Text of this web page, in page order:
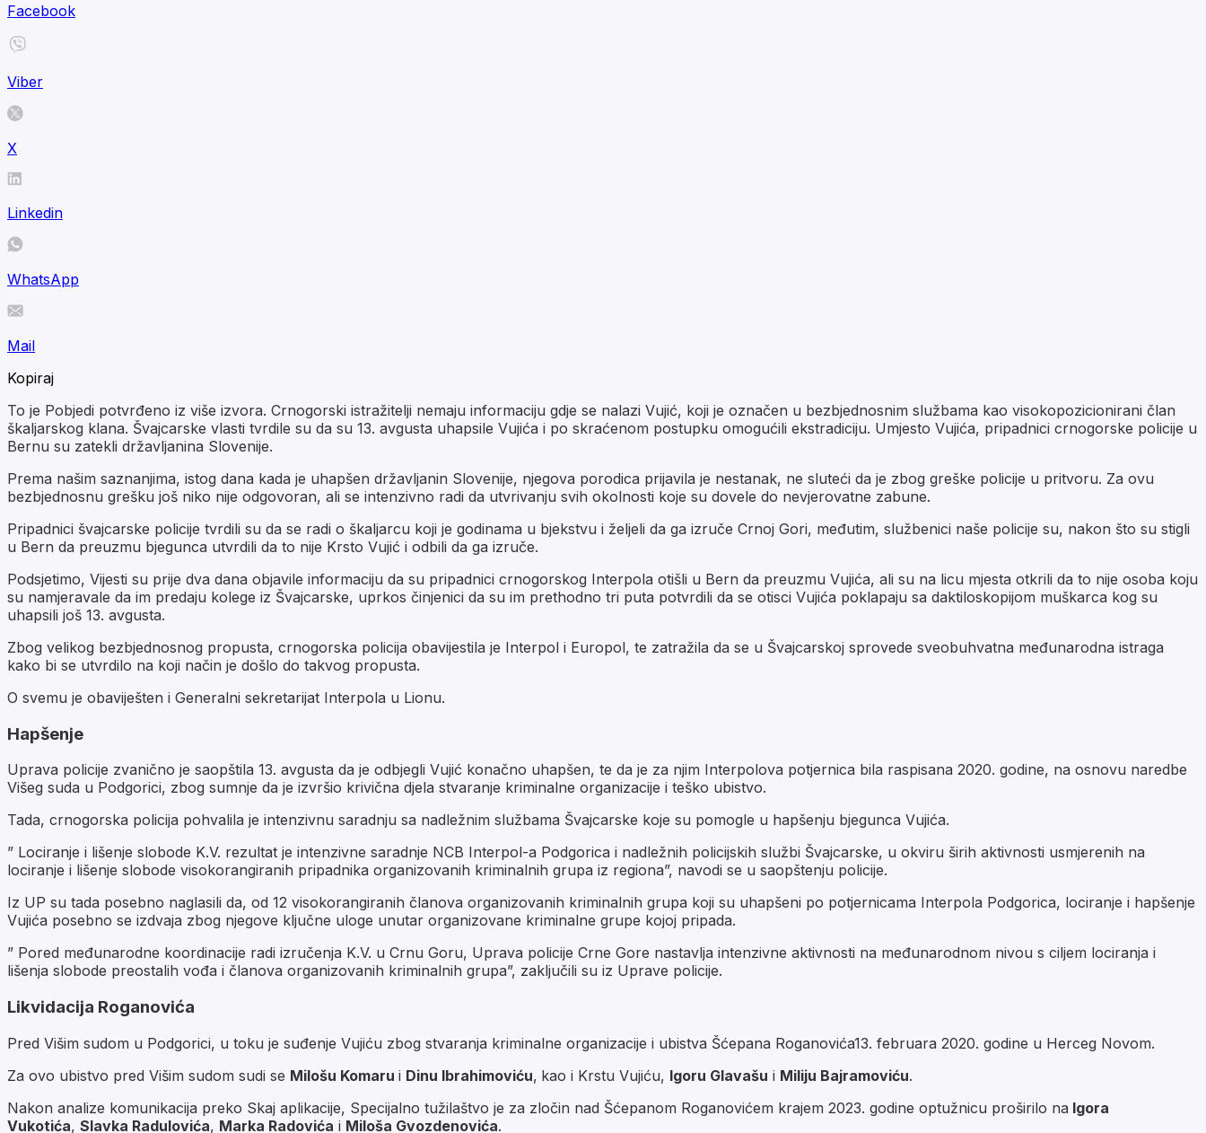
Facebook
Viber
X
Linkedin
WhatsApp
Mail
Kopiraj
To je Pobjedi potvrđeno iz više izvora. Crnogorski istražitelji nemaju informaciju gdje se nalazi Vujić, koji je označen u bezbjednosnim službama kao visokopozicionirani član
škaljarskog klana. Švajcarske vlasti tvrdile su da su 13. avgusta uhapsile Vujića i po skraćenom postupku omogućili ekstradiciju. Umjesto Vujića, pripadnici crnogorske policije u
Bernu su zatekli državljanina Slovenije.
Prema našim saznanjima, istog dana kada je uhapšen državljanin Slovenije, njegova porodica prijavila je nestanak, ne sluteći da je zbog greške policije u pritvoru. Za ovu
bezbjednosnu grešku još niko nije odgovoran, ali se intenzivno radi da utvrivanju svih okolnosti koje su dovele do nevjerovatne zabune.
Pripadnici švajcarske policije tvrdili su da se radi o škaljarcu koji je godinama u bjekstvu i željeli da ga izruče Crnoj Gori, međutim, službenici naše policije su, nakon što su stigli
u Bern da preuzmu bjegunca utvrdili da to nije Krsto Vujić i odbili da ga izruče.
Podsjetimo, Vijesti su prije dva dana objavile informaciju da su pripadnici crnogorskog Interpola otišli u Bern da preuzmu Vujića, ali su na licu mjesta otkrili da to nije osoba koju
su namjeravale da im predaju kolege iz Švajcarske, uprkos činjenici da su im prethodno tri puta potvrdili da se otisci Vujića poklapaju sa daktiloskopijom muškarca kog su
uhapsili još 13. avgusta.
Zbog velikog bezbjednosnog propusta, crnogorska policija obavijestila je Interpol i Europol, te zatražila da se u Švajcarskoj sprovede sveobuhvatna međunarodna istraga
kako bi se utvrdilo na koji način je došlo do takvog propusta.
O svemu je obaviješten i Generalni sekretarijat Interpola u Lionu.
Hapšenje
Uprava policije zvanično je saopštila 13. avgusta da je odbjegli Vujić konačno uhapšen, te da je za njim Interpolova potjernica bila raspisana 2020. godine, na osnovu naredbe
Višeg suda u Podgorici, zbog sumnje da je izvršio krivična djela stvaranje kriminalne organizacije i teško ubistvo.
Tada, crnogorska policija pohvalila je intenzivnu saradnju sa nadležnim službama Švajcarske koje su pomogle u hapšenju bjegunca Vujića.
” Lociranje i lišenje slobode K.V. rezultat je intenzivne saradnje NCB Interpol-a Podgorica i nadležnih policijskih službi Švajcarske, u okviru širih aktivnosti usmjerenih na
lociranje i lišenje slobode visokorangiranih pripadnika organizovanih kriminalnih grupa iz regiona”, navodi se u saopštenju policije.
Iz UP su tada posebno naglasili da, od 12 visokorangiranih članova organizovanih kriminalnih grupa koji su uhapšeni po potjernicama Interpola Podgorica, lociranje i hapšenje
Vujića posebno se izdvaja zbog njegove ključne uloge unutar organizovane kriminalne grupe kojoj pripada.
” Pored međunarodne koordinacije radi izručenja K.V. u Crnu Goru, Uprava policije Crne Gore nastavlja intenzivne aktivnosti na međunarodnom nivou s ciljem lociranja i
lišenja slobode preostalih vođa i članova organizovanih kriminalnih grupa”, zaključili su iz Uprave policije.
Likvidacija Roganovića
Pred Višim sudom u Podgorici, u toku je suđenje Vujiću zbog stvaranja kriminalne organizacije i ubistva Šćepana Roganovića13. februara 2020. godine u Herceg Novom.
Za ovo ubistvo pred Višim sudom sudi se Milošu Komaru i Dinu Ibrahimoviću, kao i Krstu Vujiću, Igoru Glavašu i Miliju Bajramoviću.
Nakon analize komunikacija preko Skaj aplikacije, Specijalno tužilaštvo je za zločin nad Šćepanom Roganovićem krajem 2023. godine optužnicu proširilo na Igora
Vukotića, Slavka Radulovića, Marka Radovića i Miloša Gvozdenovića.